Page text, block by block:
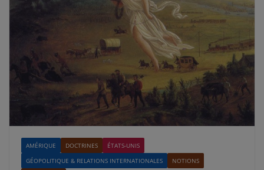
AMÉRIQUE DOCTRINES
ÉTATS-UNIS
GÉOPOLITIQUE & RELATIONS INTERNATIONALES
NOTIONS